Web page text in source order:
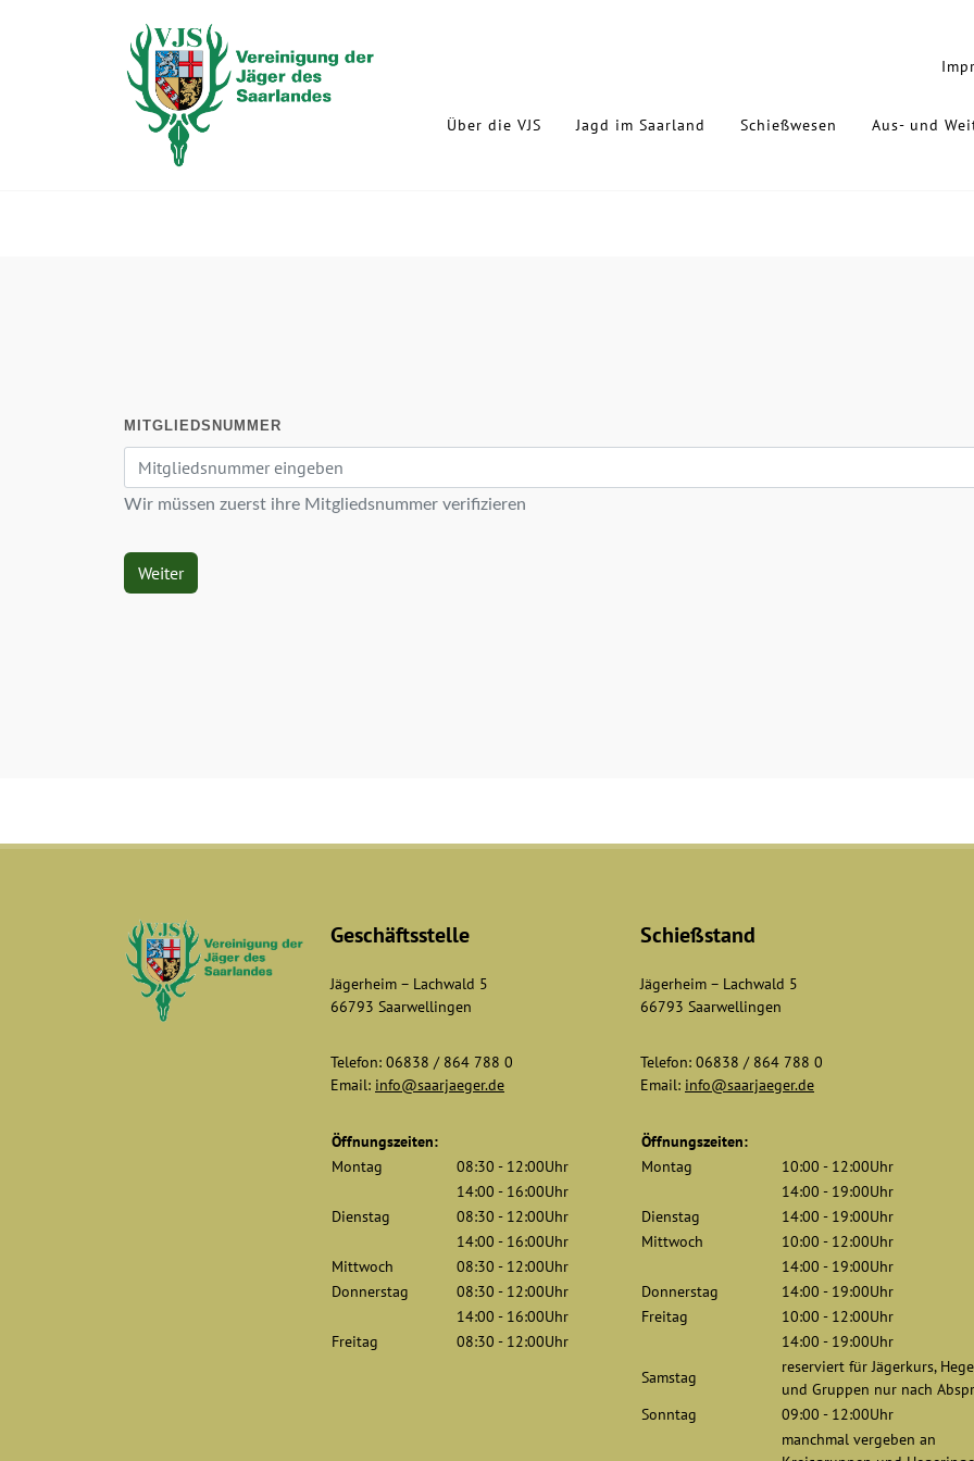
Über die VJS Jagd im Saarland Schießwesen Aus- und
MITGLIEDSNUMMER
Wir müssen zuerst ihre Mitgliedsnummer verifizieren
Weiter
Geschäftsstelle
Jägerheim – Lachwald 5
66793 Saarwellingen
Telefon: 06838 / 864 788 0
Email: info@saarjaeger.de
Öffnungszeiten:
Montag
08:30 - 12:00Uhr
14:00 - 16:00Uhr
Dienstag
08:30 - 12:00Uhr
14:00 - 16:00Uhr
Mittwoch
08:30 - 12:00Uhr
Donnerstag
08:30 - 12:00Uhr
14:00 - 16:00Uhr
Freitag
08:30 - 12:00Uhr
Schießstand
Jägerheim – Lachwald 5
66793 Saarwellingen
Telefon: 06838 / 864 788 0
Email: info@saarjaeger.de
Öffnungszeiten:
Montag
10:00 - 12:00Uhr
14:00 - 19:00Uhr
Dienstag
14:00 - 19:00Uhr
Mittwoch
10:00 - 12:00Uhr
14:00 - 19:00Uhr
Donnerstag
14:00 - 19:00Uhr
Freitag
10:00 - 12:00Uhr
14:00 - 19:00Uhr
Samstag
reserviert für Jägerkurs,
und Gruppen nur nach
Sonntag
09:00 - 12:00Uhr
manchmal vergeben an